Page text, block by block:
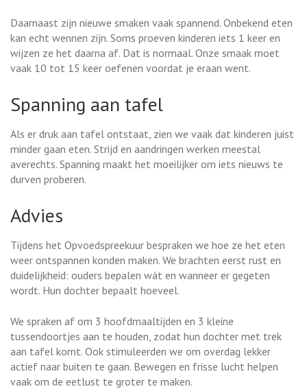
Daarnaast zijn nieuwe smaken vaak spannend. Onbekend eten
kan echt wennen zijn. Soms proeven kinderen iets 1 keer en
wijzen ze het daarna af. Dat is normaal. Onze smaak moet
vaak 10 tot 15 keer oefenen voordat je eraan went.
Spanning aan tafel
Als er druk aan tafel ontstaat, zien we vaak dat kinderen juist
minder gaan eten. Strijd en aandringen werken meestal
averechts. Spanning maakt het moeilijker om iets nieuws te
durven proberen.
Advies
Tijdens het Opvoedspreekuur bespraken we hoe ze het eten
weer ontspannen konden maken. We brachten eerst rust en
duidelijkheid: ouders bepalen wát en wanneer er gegeten
wordt. Hun dochter bepaalt hoeveel.
We spraken af om 3 hoofdmaaltijden en 3 kleine
tussendoortjes aan te houden, zodat hun dochter met trek
aan tafel komt. Ook stimuleerden we om overdag lekker
actief naar buiten te gaan. Bewegen en frisse lucht helpen
vaak om de eetlust te groter te maken.